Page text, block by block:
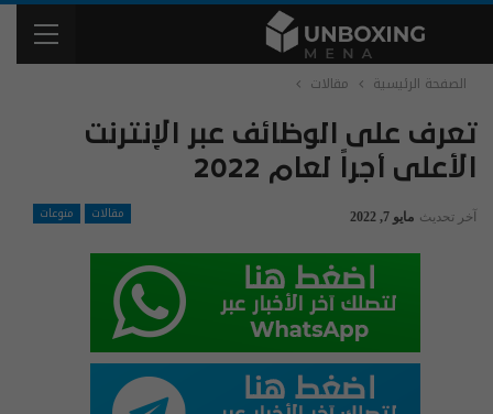
الصفحة الرئيسية مقالات
تعرف على الوظائف عبر الإنترنت
الأعلى أجراً لعام 2022
مقالات منوعات آخر تحديث مايو 7, 2022